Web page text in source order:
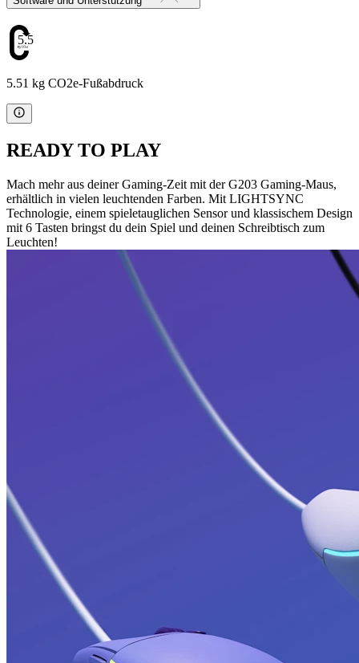
5.51
5.51 kg CO2e-Fußabdruck
READY TO PLAY
Mach mehr aus deiner Gaming-Zeit mit der G203 Gaming-Maus,
erhältlich in vielen leuchtenden Farben. Mit LIGHTSYNC
Technologie, einem spieletauglichen Sensor und klassischem Design
mit 6 Tasten bringst du dein Spiel und deinen Schreibtisch zum
Leuchten!